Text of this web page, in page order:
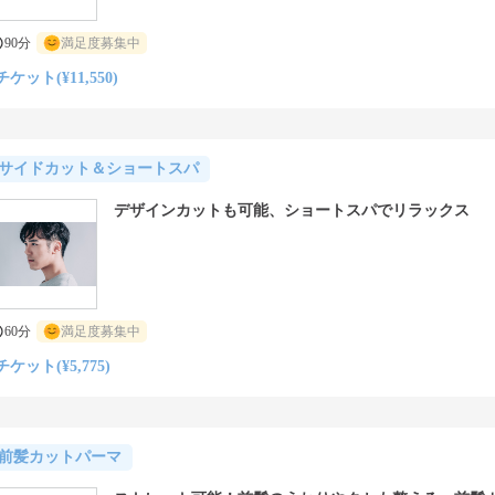
90分 満足度募集中
ケット(¥11,550)
イドカット＆ショートスパ
デザインカットも可能、ショートスパでリラックス
60分 満足度募集中
ケット(¥5,775)
髪カットパーマ